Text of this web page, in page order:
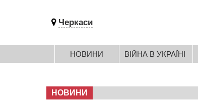
Черкаси
НОВИНИ ВІЙНА В УКРАЇНІ
НОВИНИ